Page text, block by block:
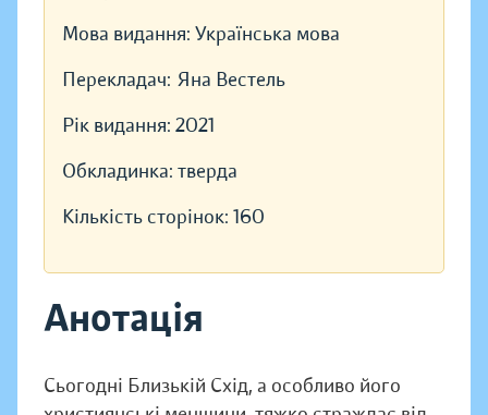
Мова видання: Українська мова
Перекладач: Яна Вестель
Рік видання: 2021
Обкладинка: тверда
Кількість сторінок: 160
Анотація
Сьогодні Близькій Схід, а особливо його